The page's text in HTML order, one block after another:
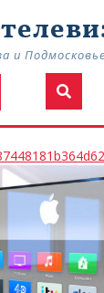
и Подмосковье
Open
Button